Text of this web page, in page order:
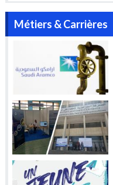
Métiers & Carrières